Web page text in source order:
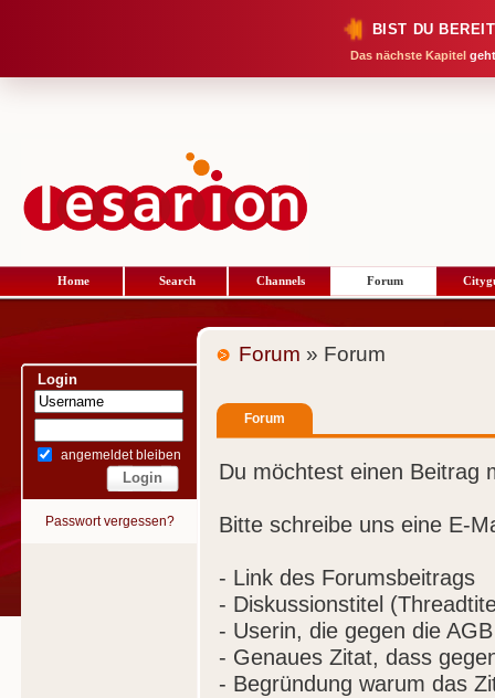
BIST DU
Das nächste Kapitel
Home Search Channels Forum
Login
angemeldet bleiben
Passwort vergessen?
Forum » Forum
Forum
Du möchtest einen Beitrag
Bitte schreibe uns eine E-
- Link des Forumsbeitrags
- Diskussionstitel
- Userin, die gegen die
- Genaues Zitat, dass
- Begründung warum das